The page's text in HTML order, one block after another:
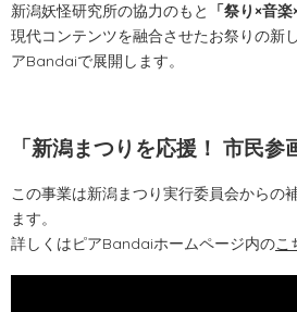
新潟妖怪研究所の協力のもと
「祭り×音
現代コンテンツを融合させたお祭りの新
アBandaiで展開します。
「新潟まつりを応援！ 市民参
この事業は新潟まつり実行委員会からの
ます。
詳しくはピアBandaiホームページ内のこ